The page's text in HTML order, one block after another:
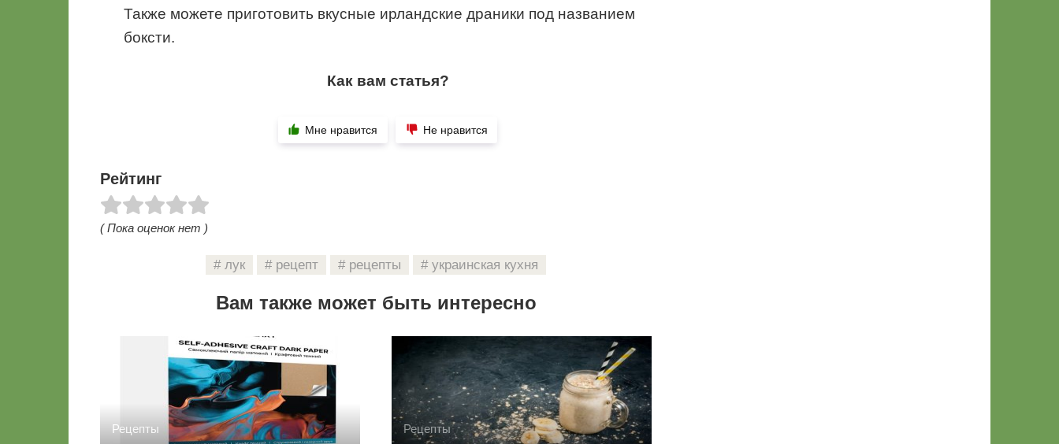
Также можете приготовить вкусные ирландские драники под названием
боксти.
Как вам статья?
Мне нравится Не нравится
Рейтинг
( Пока оценок нет )
лук рецепт рецепты украинская кухня
Вам также может быть интересно
Рецепты Рецепты